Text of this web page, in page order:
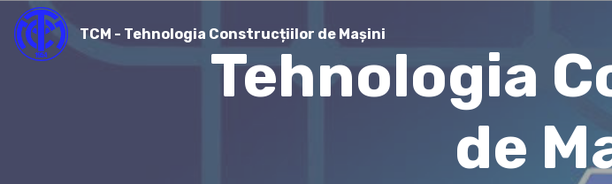
TCM - Tehnologia Construcțiilor de Mașini
Tehnologia
de